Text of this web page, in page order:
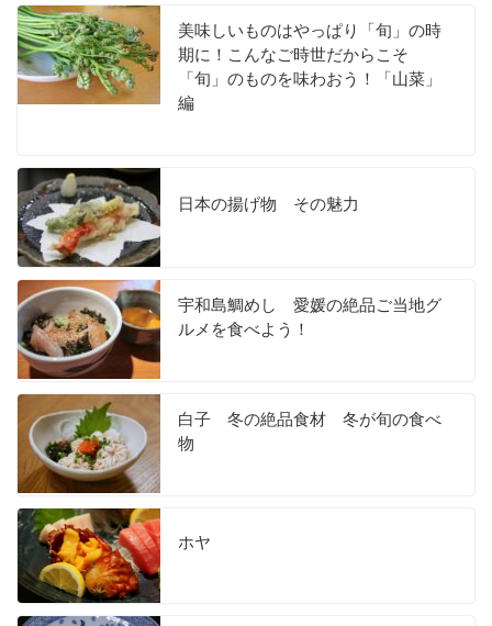
美味しいものはやっぱり「旬」の時
期に！こんなご時世だからこそ
「旬」のものを味わおう！「山菜」
編
日本の揚げ物 その魅力
宇和島鯛めし 愛媛の絶品ご当地グ
ルメを食べよう！
白子 冬の絶品食材 冬が旬の食べ
物
ホヤ